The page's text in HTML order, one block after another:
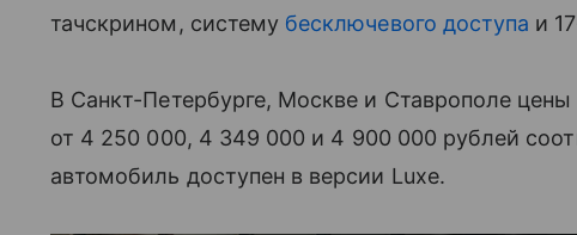
тачскрином, систему бесключевого доступа и
В Санкт-Петербурге, Москве и Ставрополе
от 4 250 000, 4 349 000 и 4 900 000 рублей
автомобиль доступен в версии Luxe.